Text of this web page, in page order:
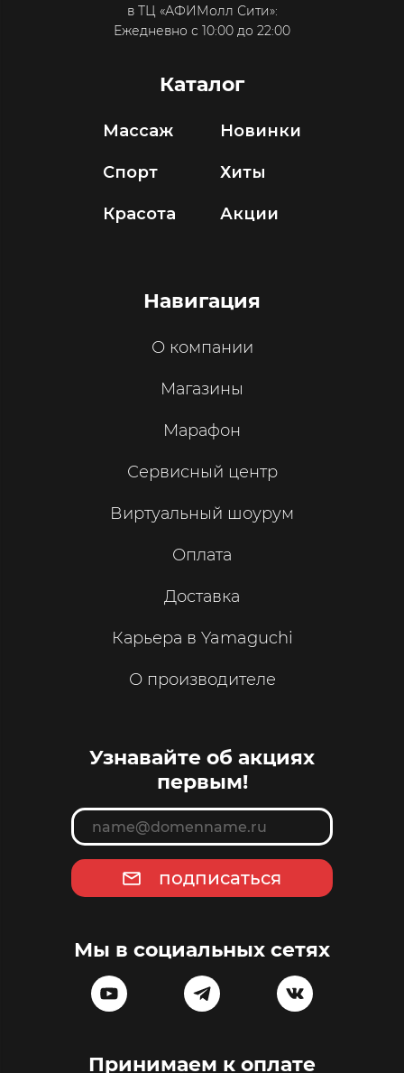
в ТЦ «АФИМолл Сити»:
Ежедневно с 10:00 до 22:00
Каталог
Массаж
Спорт
Красота
Новинки
Хиты
Акции
Навигация
О компании
Магазины
Марафон
Сервисный центр
Виртуальный шоурум
Оплата
Доставка
Карьера в Yamaguchi
О производителе
Узнавайте об акциях
первым!
подписаться
Мы в социальных сетях
Принимаем к оплате